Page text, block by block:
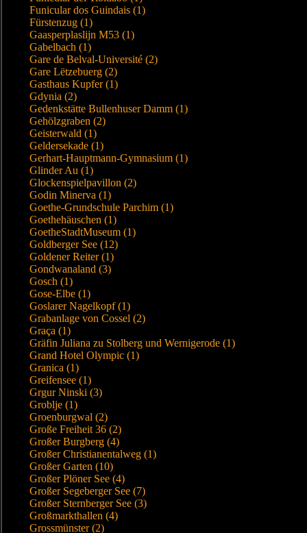
Funicular dos Guindais (1)
Fürstenzug (1)
Gaasperplaslijn M53 (1)
Gabelbach (1)
Gare de Belval-Université (2)
Gare Lëtzebuerg (2)
Gasthaus Kupfer (1)
Gdynia (2)
Gedenkstätte Bullenhuser Damm (1)
Gehölzgraben (2)
Geisterwald (1)
Geldersekade (1)
Gerhart-Hauptmann-Gymnasium (1)
Glinder Au (1)
Glockenspielpavillon (2)
Godin Minerva (1)
Goethe-Grundschule Parchim (1)
Goethehäuschen (1)
GoetheStadtMuseum (1)
Goldberger See (12)
Goldener Reiter (1)
Gondwanaland (3)
Gosch (1)
Gose-Elbe (1)
Goslarer Nagelkopf (1)
Grabanlage von Cossel (2)
Graça (1)
Gräfin Juliana zu Stolberg und Wernigerode (1)
Grand Hotel Olympic (1)
Granica (1)
Greifensee (1)
Grgur Ninski (3)
Groblje (1)
Groenburgwal (2)
Große Freiheit 36 (2)
Großer Burgberg (4)
Großer Christianentalweg (1)
Großer Garten (10)
Großer Plöner See (4)
Großer Segeberger See (7)
Großer Sternberger See (3)
Großmarkthallen (4)
Grossmünster (2)